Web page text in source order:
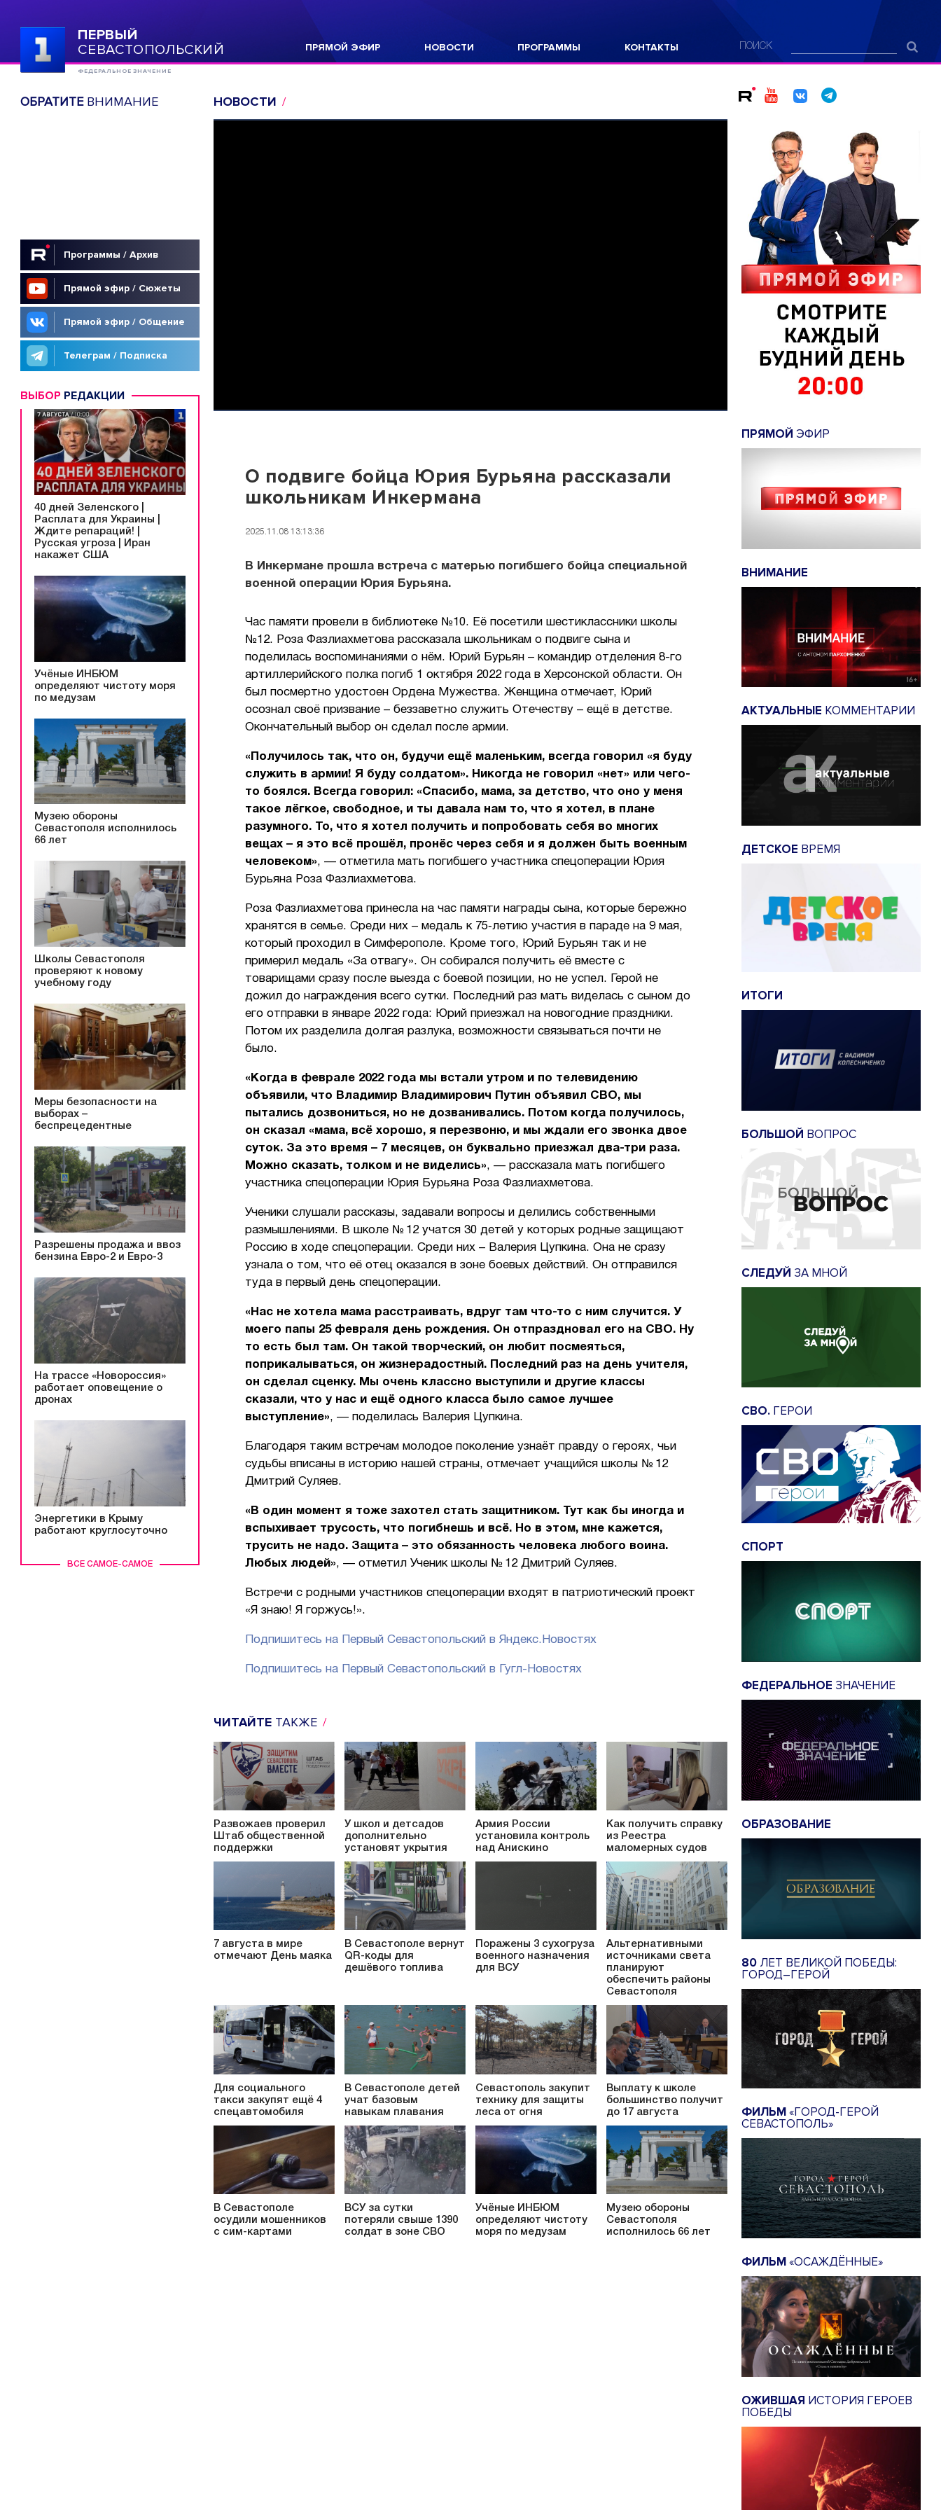
ПЕРВЫЙ
СЕВАСТОПОЛЬСКИЙ
ФЕДЕРАЛЬНОЕ ЗНАЧЕНИЕ
ПРЯМОЙ ЭФИР НОВОСТИ ПРОГРАММЫ КОНТАКТЫ ПОИСК
ОБРАТИТЕВНИМАНИЕ
Программы / Архив
Прямой эфир / Сюжеты
Прямой эфир / Общение
Телеграм / Подписка
ВЫБОР РЕДАКЦИИ
ВСЕ САМОЕ-САМОЕ
40 дней Зеленского |
Расплата для Украины |
Ждите репараций! |
Русская угроза | Иран
накажет США
Учёные ИНБЮМ
определяют чистоту моря
по медузам
Музею обороны
Севастополя исполнилось
66 лет
Школы Севастополя
проверяют к новому
учебному году
Меры безопасности на
выборах –
беспрецедентные
Разрешены продажа и ввоз
бензина Евро-2 и Евро-3
На трассе «Новороссия»
работает оповещение о
дронах
Энергетики в Крыму
работают круглосуточно
НОВОСТИ
О подвиге бойца Юрия Бурьяна рассказали
школьникам Инкермана
2025.11.08 13:13:36
В Инкермане прошла встреча с матерью погибшего бойца специальной
военной операции Юрия Бурьяна.
Час памяти провели в библиотеке №10. Её посетили шестиклассники школы
№12. Роза Фазлиахметова рассказала школьникам о подвиге сына и
поделилась воспоминаниями о нём. Юрий Бурьян – командир отделения 8-го
артиллерийского полка погиб 1 октября 2022 года в Херсонской области. Он
был посмертно удостоен Ордена Мужества. Женщина отмечает, Юрий
осознал своё призвание – беззаветно служить Отечеству – ещё в детстве.
Окончательный выбор он сделал после армии.
«Получилось так, что он, будучи ещё маленьким, всегда говорил «я буду
служить в армии! Я буду солдатом». Никогда не говорил «нет» или чего-
то боялся. Всегда говорил: «Спасибо, мама, за детство, что оно у меня
такое лёгкое, свободное, и ты давала нам то, что я хотел, в плане
разумного. То, что я хотел получить и попробовать себя во многих
вещах – я это всё прошёл, пронёс через себя и я должен быть военным
человеком», — отметила мать погибшего участника спецоперации Юрия
Бурьяна Роза Фазлиахметова.
Роза Фазлиахметова принесла на час памяти награды сына, которые бережно
хранятся в семье. Среди них – медаль к 75‑летию участия в параде на 9 мая,
который проходил в Симферополе. Кроме того, Юрий Бурьян так и не
примерил медаль «За отвагу». Он собирался получить её вместе с
товарищами сразу после выезда с боевой позиции, но не успел. Герой не
дожил до награждения всего сутки. Последний раз мать виделась с сыном до
его отправки в январе 2022 года: Юрий приезжал на новогодние праздники.
Потом их разделила долгая разлука, возможности связываться почти не
было.
«Когда в феврале 2022 года мы встали утром и по телевидению
объявили, что Владимир Владимирович Путин объявил СВО, мы
пытались дозвониться, но не дозванивались. Потом когда получилось,
он сказал «мама, всё хорошо, я перезвоню, и мы ждали его звонка двое
суток. За это время – 7 месяцев, он буквально приезжал два-три раза.
Можно сказать, толком и не виделись», — рассказала мать погибшего
участника спецоперации Юрия Бурьяна Роза Фазлиахметова.
Ученики слушали рассказы, задавали вопросы и делились собственными
размышлениями. В школе № 12 учатся 30 детей у которых родные защищают
Россию в ходе спецоперации. Среди них – Валерия Цупкина. Она не сразу
узнала о том, что её отец оказался в зоне боевых действий. Он отправился
туда в первый день спецоперации.
«Нас не хотела мама расстраивать, вдруг там что-то с ним случится. У
моего папы 25 февраля день рождения. Он отпраздновал его на СВО. Ну
то есть был там. Он такой творческий, он любит посмеяться,
поприкалываться, он жизнерадостный. Последний раз на день учителя,
он сделал сценку. Мы очень классно выступили и другие классы
сказали, что у нас и ещё одного класса было самое лучшее
выступление», — поделилась Валерия Цупкина.
Благодаря таким встречам молодое поколение узнаёт правду о героях, чьи
судьбы вписаны в историю нашей страны, отмечает учащийся школы № 12
Дмитрий Суляев.
«В один момент я тоже захотел стать защитником. Тут как бы иногда и
вспыхивает трусость, что погибнешь и всё. Но в этом, мне кажется,
трусить не надо. Защита – это обязанность человека любого воина.
Любых людей», — отметил Ученик школы № 12 Дмитрий Суляев.
Встречи с родными участников спецоперации входят в патриотический проект
«Я знаю! Я горжусь!».
Подпишитесь на Первый Севастопольский в Яндекс.Новостях
Подпишитесь на Первый Севастопольский в Гугл-Новостях
ЧИТАЙТЕ ТАКЖЕ
Развожаев проверил
Штаб общественной
поддержки
У школ и детсадов
дополнительно
установят укрытия
Армия России
установила контроль
над Анискино
Как получить справку
из Реестра
маломерных судов
7 августа в мире
отмечают День маяка
В Севастополе вернут
QR-коды для
дешёвого топлива
Поражены 3 сухогруза
военного назначения
для ВСУ
Альтернативными
источниками света
планируют
обеспечить районы
Севастополя
Для социального
такси закупят ещё 4
спецавтомобиля
В Севастополе детей
учат базовым
навыкам плавания
Севастополь закупит
технику для защиты
леса от огня
Выплату к школе
большинство получит
до 17 августа
В Севастополе
осудили мошенников
с сим-картами
ВСУ за сутки
потеряли свыше 1390
солдат в зоне СВО
Учёные ИНБЮМ
определяют чистоту
моря по медузам
Музею обороны
Севастополя
исполнилось 66 лет
ПРЯМОЙ ЭФИР
ВНИМАНИЕ
АКТУАЛЬНЫЕ КОММЕНТАРИИ
ДЕТСКОЕ ВРЕМЯ
ИТОГИ
БОЛЬШОЙ ВОПРОС
СЛЕДУЙ ЗА МНОЙ
СВО. ГЕРОИ
СПОРТ
ФЕДЕРАЛЬНОЕ ЗНАЧЕНИЕ
ОБРАЗОВАНИЕ
80 ЛЕТ ВЕЛИКОЙ ПОБЕДЫ:
ГОРОД–ГЕРОЙ
ФИЛЬМ«ГОРОД-ГЕРОЙ
СЕВАСТОПОЛЬ»
ФИЛЬМ«ОСАЖДЁННЫЕ»
ОЖИВШАЯ ИСТОРИЯ ГЕРОЕВ
ПОБЕДЫ